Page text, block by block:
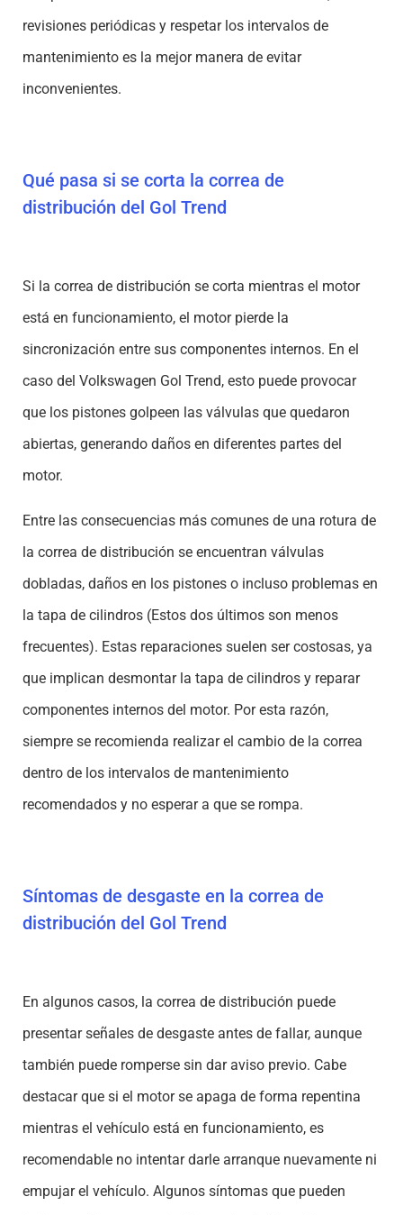
revisiones periódicas y respetar los intervalos de
mantenimiento es la mejor manera de evitar
inconvenientes.
Qué pasa si se corta la correa de
distribución del Gol Trend
Si la correa de distribución se corta mientras el motor
está en funcionamiento, el motor pierde la
sincronización entre sus componentes internos. En el
caso del Volkswagen Gol Trend, esto puede provocar
que los pistones golpeen las válvulas que quedaron
abiertas, generando daños en diferentes partes del
motor.
Entre las consecuencias más comunes de una rotura de
la correa de distribución se encuentran válvulas
dobladas, daños en los pistones o incluso problemas en
la tapa de cilindros (Estos dos últimos son menos
frecuentes). Estas reparaciones suelen ser costosas, ya
que implican desmontar la tapa de cilindros y reparar
componentes internos del motor. Por esta razón,
siempre se recomienda realizar el cambio de la correa
dentro de los intervalos de mantenimiento
recomendados y no esperar a que se rompa.
Síntomas de desgaste en la correa de
distribución del Gol Trend
En algunos casos, la correa de distribución puede
presentar señales de desgaste antes de fallar, aunque
también puede romperse sin dar aviso previo. Cabe
destacar que si el motor se apaga de forma repentina
mientras el vehículo está en funcionamiento, es
recomendable no intentar darle arranque nuevamente ni
empujar el vehículo. Algunos síntomas que pueden